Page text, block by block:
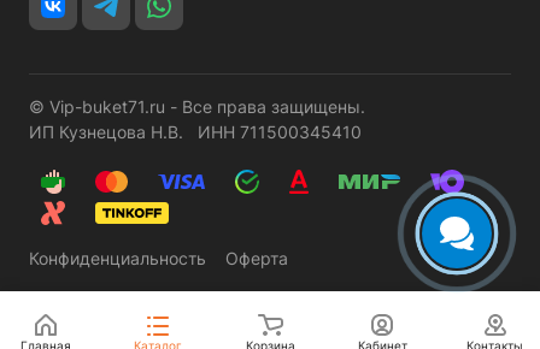
© Vip-buket71.ru - Все права защищены.
ИП Кузнецова Н.В. ИНН 711500345410
Конфиденциальность Оферта
Главная Каталог Корзина Кабинет Контакты